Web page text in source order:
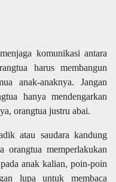
komunikasi antara
harus membangun
anak-anaknya. Jangan
hanya mendengarkan
orangtua justru abai.
atau saudara kandung
orangtua memperlakukan
anak kalian, poin-poin
lupa untuk membaca